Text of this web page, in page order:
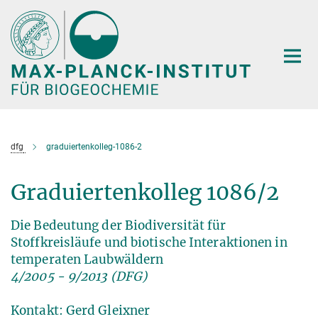
Hauptinhalt
dfg graduiertenkolleg-1086-2
Graduiertenkolleg 1086/2
Die Bedeutung der Biodiversität für
Stoffkreisläufe und biotische Interaktionen in
temperaten Laubwäldern
4/2005 - 9/2013 (DFG)
Kontakt: Gerd Gleixner